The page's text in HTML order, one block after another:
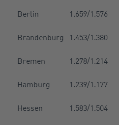
Berlin 1.659/1.576
Brandenburg 1.453/1.380
Bremen 1.278/1.214
Hamburg 1.239/1.177
Hessen 1.583/1.504